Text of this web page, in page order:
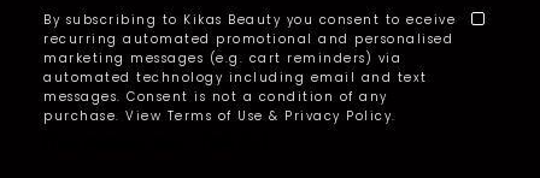
By subscribing to Kikas Beauty you consent to eceive
recurring automated promotional and personalised
marketing messages (e.g. cart reminders) via
automated technology including email and text
messages. Consent is not a condition of any
purchase. View Terms of Use & Privacy Policy.